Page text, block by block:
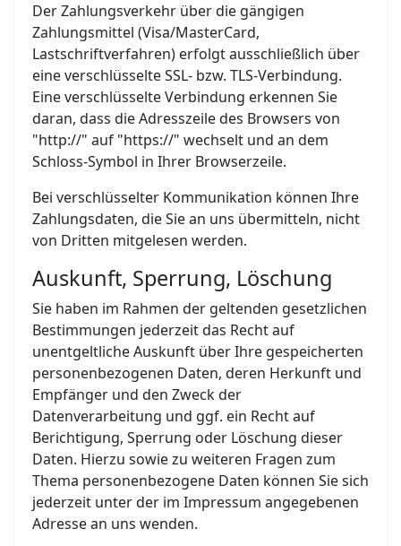
Der Zahlungsverkehr über die gängigen
Zahlungsmittel (Visa/MasterCard,
Lastschriftverfahren) erfolgt ausschließlich über
eine verschlüsselte SSL- bzw. TLS-Verbindung.
Eine verschlüsselte Verbindung erkennen Sie
daran, dass die Adresszeile des Browsers von
"http://" auf "https://" wechselt und an dem
Schloss-Symbol in Ihrer Browserzeile.
Bei verschlüsselter Kommunikation können Ihre
Zahlungsdaten, die Sie an uns übermitteln, nicht
von Dritten mitgelesen werden.
Auskunft, Sperrung, Löschung
Sie haben im Rahmen der geltenden gesetzlichen
Bestimmungen jederzeit das Recht auf
unentgeltliche Auskunft über Ihre gespeicherten
personenbezogenen Daten, deren Herkunft und
Empfänger und den Zweck der
Datenverarbeitung und ggf. ein Recht auf
Berichtigung, Sperrung oder Löschung dieser
Daten. Hierzu sowie zu weiteren Fragen zum
Thema personenbezogene Daten können Sie sich
jederzeit unter der im Impressum angegebenen
Adresse an uns wenden.